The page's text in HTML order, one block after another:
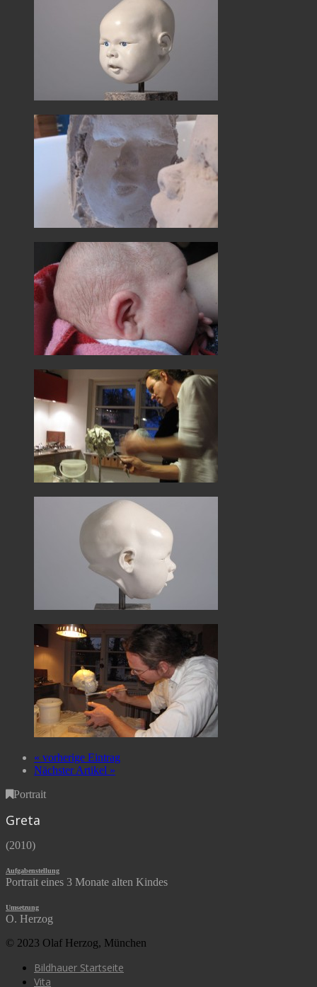
« vorherige Eintrag
Nächster Artikel »
Portrait
Greta
(2010)
Aufgabenstellung
Portrait eines 3 Monate alten Kindes
Umsetzung
O. Herzog
© 2023 Olaf Herzog, München
Bildhauer Startseite
Vita